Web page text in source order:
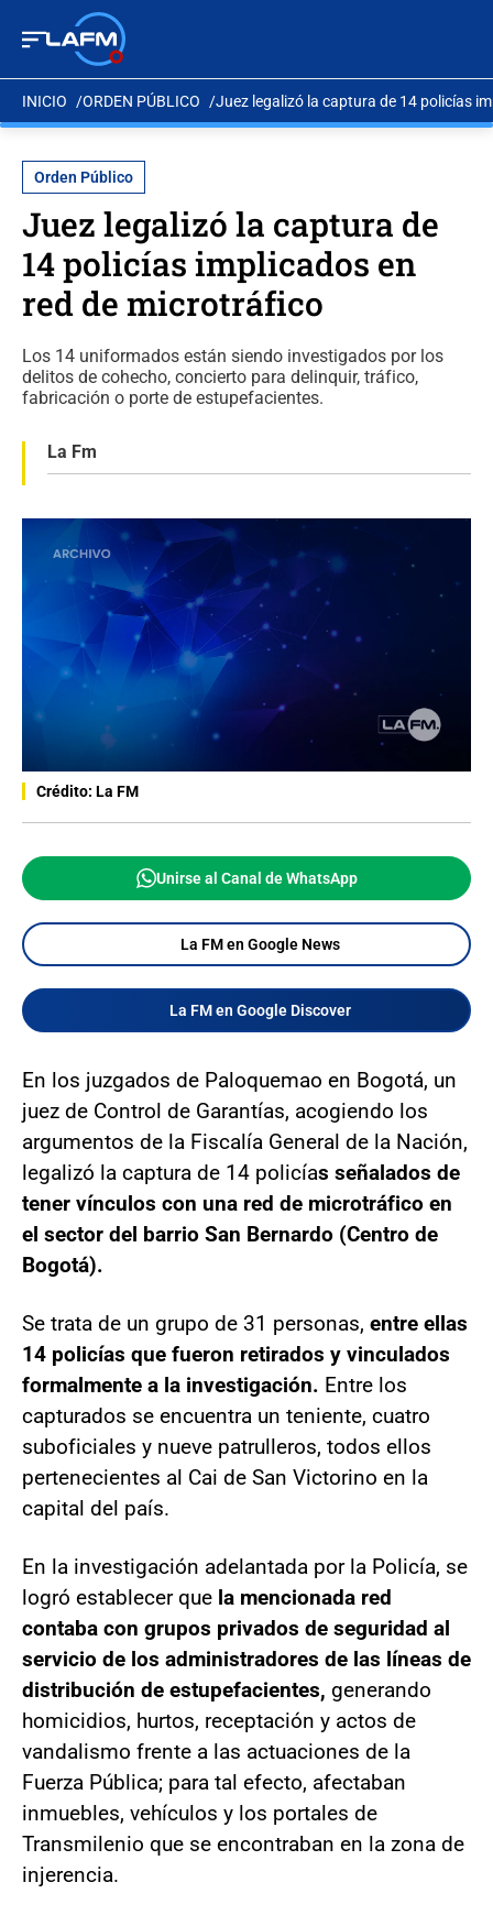
INICIO ORDEN PÚBLICO Juez legalizó la captura de 14 policías
Orden Público
Juez legalizó la captura de
14 policías implicados en
red de microtráfico
Los 14 uniformados están siendo investigados por los
delitos de cohecho, concierto para delinquir, tráfico,
fabricación o porte de estupefacientes.
La Fm
Crédito: La FM
Unirse al Canal de WhatsApp
La FM en Google News
La FM en Google Discover
En los juzgados de Paloquemao en Bogotá, un
juez de Control de Garantías, acogiendo los
argumentos de la Fiscalía General de la Nación,
legalizó la captura de 14 policías señalados de
tener vínculos con una red de microtráfico en
el sector del barrio San Bernardo (Centro de
Bogotá).
Se trata de un grupo de 31 personas, entre ellas
14 policías que fueron retirados y vinculados
formalmente a la investigación. Entre los
capturados se encuentra un teniente, cuatro
suboficiales y nueve patrulleros, todos ellos
pertenecientes al Cai de San Victorino en la
capital del país.
En la investigación adelantada por la Policía, se
logró establecer que la mencionada red
contaba con grupos privados de seguridad al
servicio de los administradores de las líneas de
distribución de estupefacientes, generando
homicidios, hurtos, receptación y actos de
vandalismo frente a las actuaciones de la
Fuerza Pública; para tal efecto, afectaban
inmuebles, vehículos y los portales de
Transmilenio que se encontraban en la zona de
injerencia.